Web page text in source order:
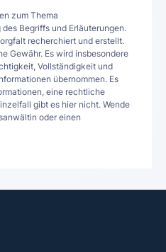
zum Thema
Begriffs und Erläuterungen.
recherchiert und erstellt.
Gewähr. Es wird insbesondere
Vollständigkeit und
übernommen. Es
eine rechtliche
gibt es hier nicht. Wende
oder einen